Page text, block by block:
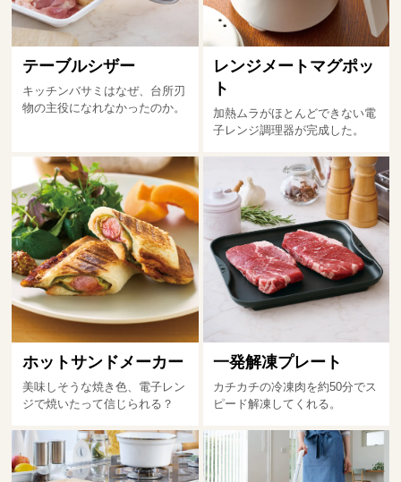
テーブルシザー
キッチンバサミはなぜ、台所刃
物の主役になれなかったのか。
レンジメートマグポッ
ト
加熱ムラがほとんどできない電
子レンジ調理器が完成した。
ホットサンドメーカー
美味しそうな焼き色、電子レン
ジで焼いたって信じられる？
一発解凍プレート
カチカチの冷凍肉を約50分でス
ピード解凍してくれる。